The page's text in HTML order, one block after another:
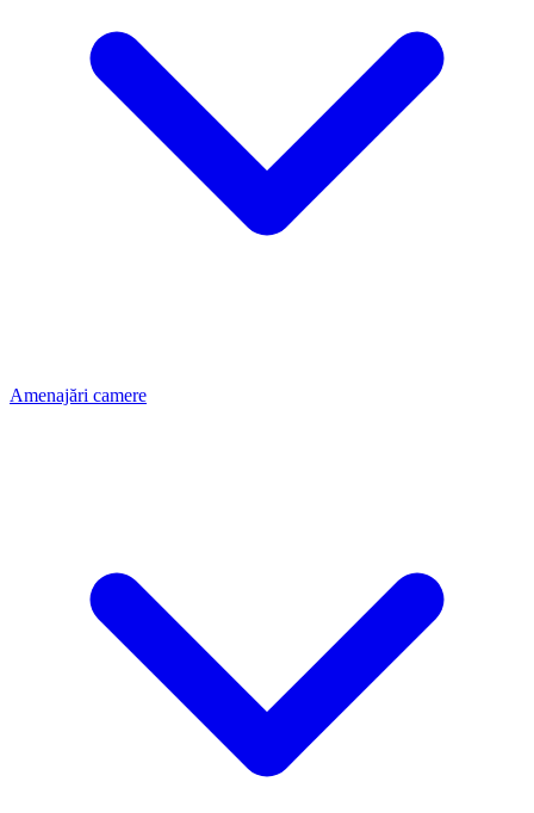
Amenajări camere